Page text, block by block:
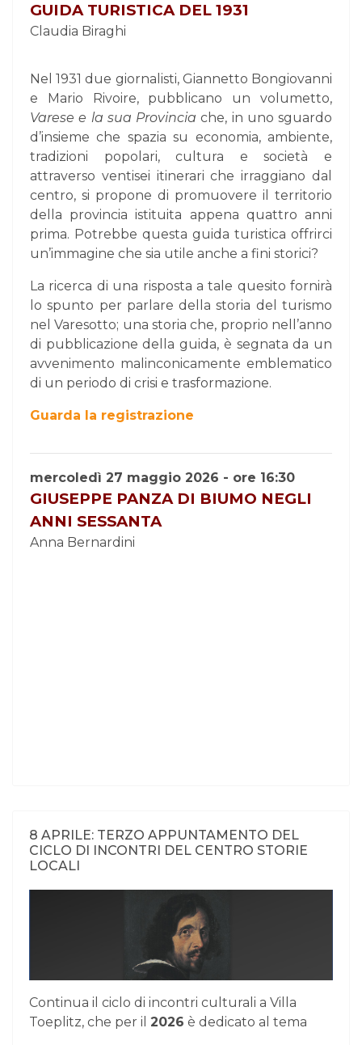
GUIDA TURISTICA DEL 1931
Claudia Biraghi
Nel 1931 due giornalisti, Giannetto Bongiovanni
e Mario Rivoire, pubblicano un volumetto,
Varese e la sua Provincia che, in uno sguardo
d’insieme che spazia su economia, ambiente,
tradizioni popolari, cultura e società e
attraverso ventisei itinerari che irraggiano dal
centro, si propone di promuovere il territorio
della provincia istituita appena quattro anni
prima. Potrebbe questa guida turistica offrirci
un’immagine che sia utile anche a fini storici?
La ricerca di una risposta a tale quesito fornirà
lo spunto per parlare della storia del turismo
nel Varesotto; una storia che, proprio nell’anno
di pubblicazione della guida, è segnata da un
avvenimento malinconicamente emblematico
di un periodo di crisi e trasformazione.
Guarda la registrazione
mercoledì 27 maggio 2026 - ore 16:30
GIUSEPPE PANZA DI BIUMO NEGLI
ANNI SESSANTA
Anna Bernardini
8 APRILE: TERZO APPUNTAMENTO DEL
CICLO DI INCONTRI DEL CENTRO STORIE
LOCALI
Continua il ciclo di incontri culturali a Villa
Toeplitz, che per il 2026 è dedicato al tema